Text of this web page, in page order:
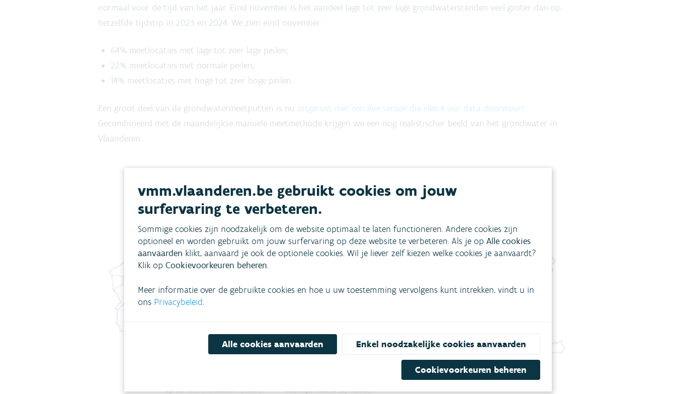
normaal voor de tijd van het jaar. Eind november is het aandeel lage tot zeer lage grondwaterstanden veel groter dan op
hetzelfde tijdstip in 2023 en 2024. We zien eind november:
64% meetlocaties met lage tot zeer lage peilen;
22% meetlocaties met normale peilen;
14% meetlocaties met hoge tot zeer hoge peilen.
Een groot deel van de grondwatermeetputten is nu uitgerust met een live sensor die elke 4 uur data doorstuurt.
Gecombineerd met de maandelijkse manuele meetmethode krijgen we een nog realistischer beeld van het grondwater in
Vlaanderen.
vmm.vlaanderen.be gebruikt cookies om jouw
surfervaring te verbeteren.
Sommige cookies zijn noodzakelijk om de website optimaal te laten functioneren. Andere cookies zijn
optioneel en worden gebruikt om jouw surfervaring op deze website te verbeteren. Als je op Alle cookies
aanvaarden klikt, aanvaard je ook de optionele cookies. Wil je liever zelf kiezen welke cookies je aanvaardt?
Klik op Cookievoorkeuren beheren.
Meer informatie over de gebruikte cookies en hoe u uw toestemming vervolgens kunt intrekken, vindt u in
ons Privacybeleid.
Alle cookies aanvaarden Enkel noodzakelijke cookies aanvaarden
Cookievoorkeuren beheren